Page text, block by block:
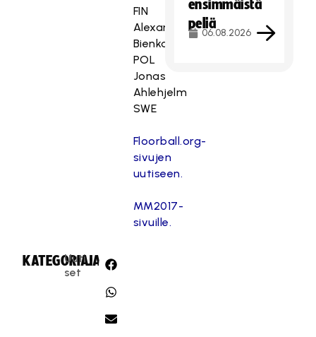
FIN
Alexander
Bienkowski
POL
Jonas
Ahlehjelm
SWE
Floorball.org-
sivujen
uutiseen.
MM2017-
sivuille.
KATEGORIA:
Uuti
set
JAA:
ensimmäistä
peliä
06.08.2026